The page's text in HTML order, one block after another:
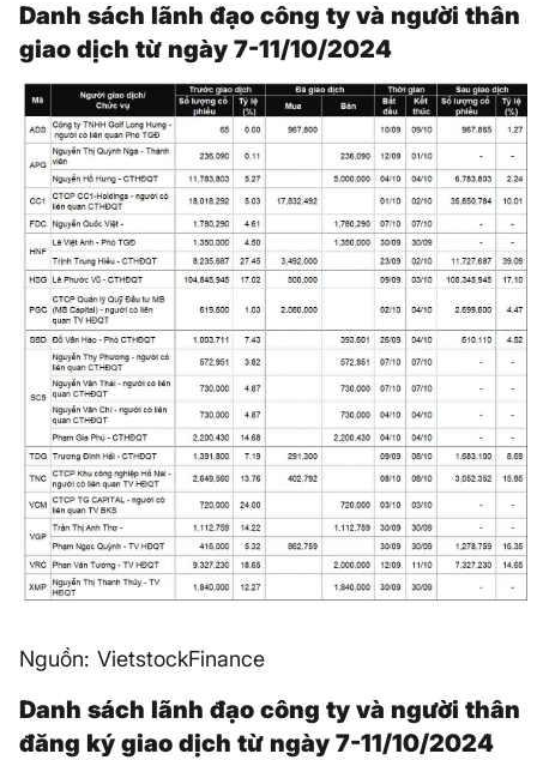
Danh sách lãnh đạo công ty và người thân
giao dịch từ ngày 7-11/10/2024
Nguồn: VietstockFinance
Danh sách lãnh đạo công ty và người thân
đăng ký giao dịch từ ngày 7-11/10/2024